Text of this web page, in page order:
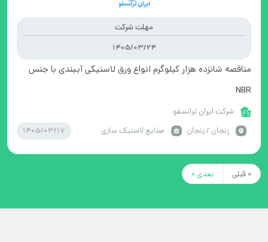
مهلت شرکت
1405/03/24
مناقصه شانزده هزار کیلوگرم انواع ورق لاستیکی آببندی با جنس
NBR
شرکت ایران ترانسفو
زنجان / زنجان
صنایع لاستیک سازی 1405/03/17
« قبلی بعدی »